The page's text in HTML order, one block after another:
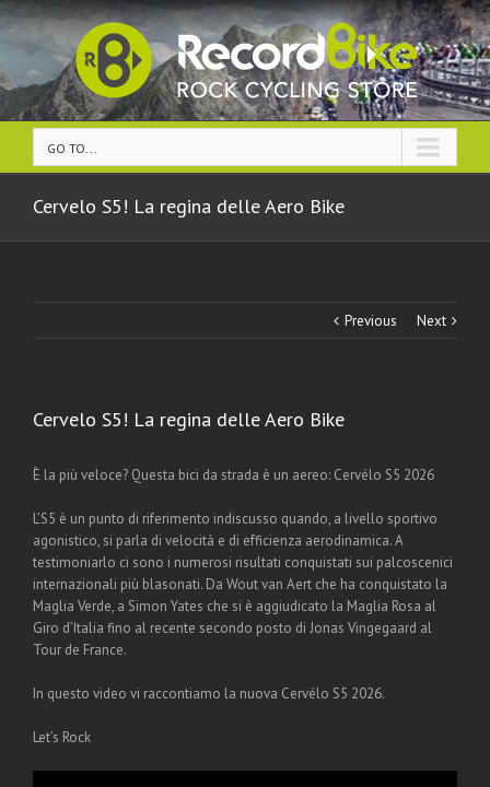
GO TO...
Cervelo S5! La regina delle Aero Bike
Previous Next
Cervelo S5! La regina delle Aero Bike
È la più veloce? Questa bici da strada è un aereo: Cervélo S5 2026
L’S5 è un punto di riferimento indiscusso quando, a livello sportivo
agonistico, si parla di velocità e di efficienza aerodinamica. A
testimoniarlo ci sono i numerosi risultati conquistati sui palcoscenici
internazionali più blasonati. Da Wout van Aert che ha conquistato la
Maglia Verde, a Simon Yates che si è aggiudicato la Maglia Rosa al
Giro d’Italia fino al recente secondo posto di Jonas Vingegaard al
Tour de France.
In questo video vi raccontiamo la nuova Cervélo S5 2026.
Let’s Rock